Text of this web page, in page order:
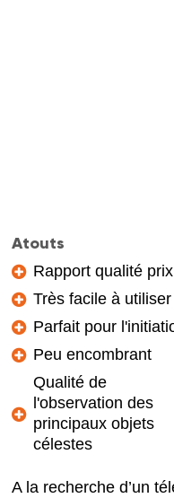
Atouts
Rapport qualité prix
Très facile à utiliser
Parfait pour
Peu encombrant
Qualité de
l'observation des
principaux objets
célestes
A la recherche d’un